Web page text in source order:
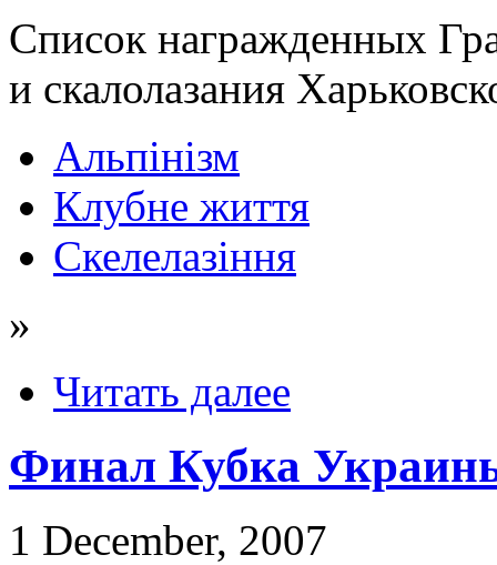
Список награжденных
и скалолазания
Альпінізм
Клубне життя
Скелелазіння
»
Читать далее
Финал Кубка
1 December, 2007